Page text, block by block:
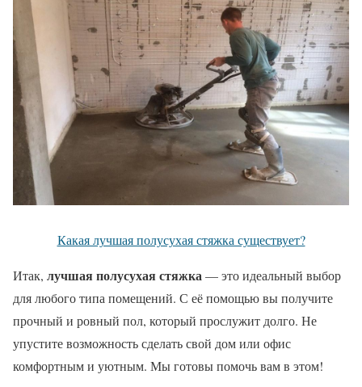
Какая лучшая полусухая стяжка существует?
Итак, лучшая полусухая стяжка— это идеальный выбор
для любого типа помещений. С её помощью вы получите
прочный и ровный пол, который прослужит долго. Не
упустите возможность сделать свой дом или офис
комфортным и уютным. Мы готовы помочь вам в этом!